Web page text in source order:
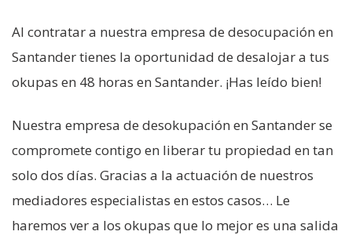
Al contratar a nuestra empresa de desocupación en
Santander tienes la oportunidad de desalojar a tus
okupas en 48 horas en Santander. ¡Has leído bien!
Nuestra empresa de desokupación en Santander se
compromete contigo en liberar tu propiedad en tan
solo dos días. Gracias a la actuación de nuestros
mediadores especialistas en estos casos… Le
haremos ver a los okupas que lo mejor es una salida